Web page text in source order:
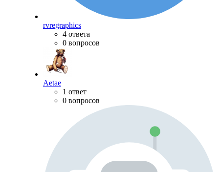
rvregraphics
4 ответа
0 вопросов
Aetae
1 ответ
0 вопросов